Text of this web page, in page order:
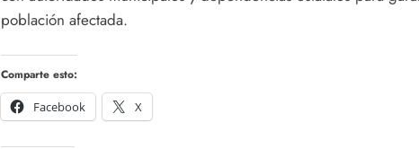
población afectada.
Comparte esto:
Facebook
X